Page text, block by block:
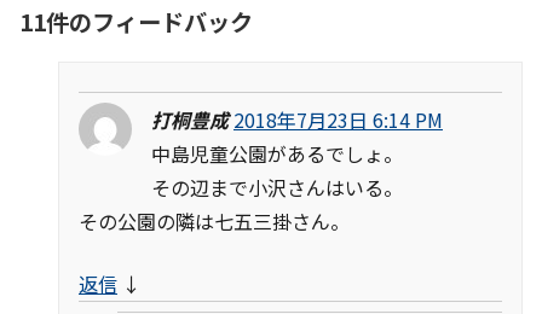
11件のフィードバック
打桐豊成 2018年7月23日 6:14 PM
中島児童公園があるでしょ。
その辺まで小沢さんはいる。
その公園の隣は七五三掛さん。
返信 ↓